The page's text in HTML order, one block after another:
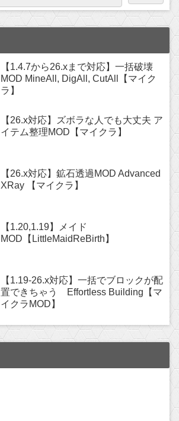
【1.4.7から26.xまで対応】一括破壊
MOD MineAll, DigAll, CutAll【マイク
ラ】
【26.x対応】ズボラな人でも大丈夫 ア
イテム整理MOD【マイクラ】
【26.x対応】鉱石透過MOD Advanced
XRay 【マイクラ】
【1.20,1.19】メイド
MOD【LittleMaidReBirth】
【1.19-26.x対応】一括でブロックが配
置できちゃう Effortless Building【マ
イクラMOD】